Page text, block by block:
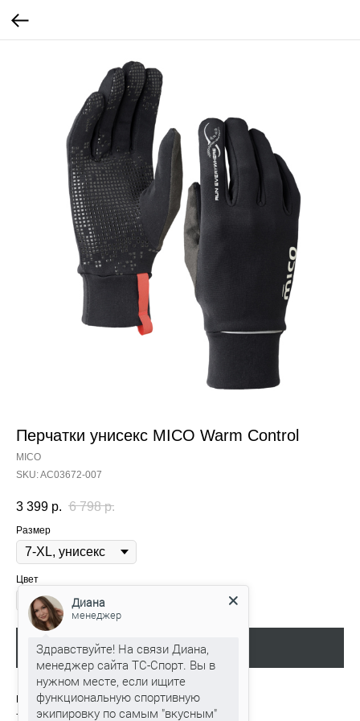
Перчатки унисекс MICO Warm Control
MICO
SKU:AC03672-007
3 399 р. 6 798 р.
Размер
Цвет
Черный
Добавить в корзину
Перчатки имеют вставки из силиконовой резины;
- светоотражающий логотип;
Диана
менеджер
Здравствуйте! На связи Диана,
менеджер сайта ТС-Спорт. Вы в
нужном месте, если ищите
функциональную спортивную
экипировку по самым "вкусным"